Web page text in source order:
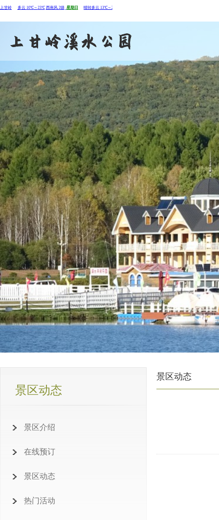
景区动态
景区介绍
在线预订
景区动态
热门活动
景区动态